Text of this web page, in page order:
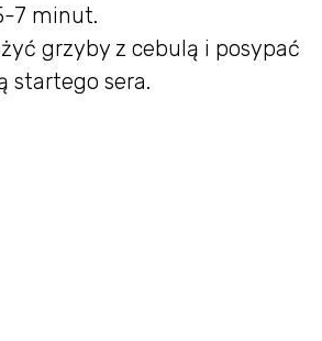
7 minut.
grzyby z cebulą i posypać
startego sera.